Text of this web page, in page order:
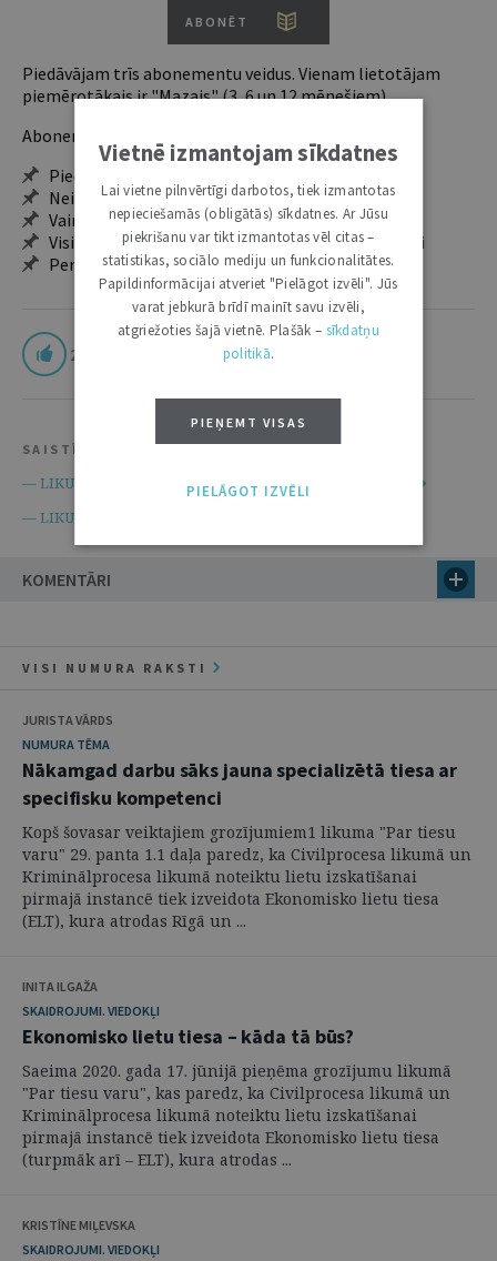
ABONĒT
Piedāvājam trīs abonementu veidus. Vienam lietotājam
piemērotākais ir "Mazais" (3, 6 un 12 mēnešiem).
Abonentu ieguvumi:
Pieeja jaunākajam izdevumam
Neierobežota pieeja arhīvam – 24 h/7 d.
Vairāk nekā 18 000 rakstu un 2000 autoru
Visi tematiskie numuri un ikgadējie grāmatžurnāli
Personalizētās iespējas – piezīmes, citāti, mapes
21
SAISTĪTIE RESURSI
— LIKUMI.LV — Finanšu instrumentu tirgus likums
— LIKUMI.LV —
KOMENTĀRI
VISI NUMURA RAKSTI
JURISTA VĀRDS
NUMURA TĒMA
Nākamgad darbu sāks jauna specializētā tiesa ar
specifisku kompetenci
Kopš šovasar veiktajiem grozījumiem1 likuma "Par tiesu
varu" 29. panta 1.1 daļa paredz, ka Civilprocesa likumā un
Kriminālprocesa likumā noteiktu lietu izskatīšanai
pirmajā instancē tiek izveidota Ekonomisko lietu tiesa
(ELT), kura atrodas Rīgā un ...
INITA ILGAŽA
SKAIDROJUMI. VIEDOKĻI
Ekonomisko lietu tiesa – kāda tā būs?
Saeima 2020. gada 17. jūnijā pieņēma grozījumu likumā
"Par tiesu varu", kas paredz, ka Civilprocesa likumā un
Kriminālprocesa likumā noteiktu lietu izskatīšanai
pirmajā instancē tiek izveidota Ekonomisko lietu tiesa
(turpmāk arī – ELT), kura atrodas ...
KRISTĪNE MIĻEVSKA
SKAIDROJUMI. VIEDOKĻI
Vietnē izmantojam sīkdatnes
Lai vietne pilnvērtīgi darbotos, tiek izmantotas
nepieciešamās (obligātās) sīkdatnes. Ar Jūsu
piekrišanu var tikt izmantotas vēl citas –
statistikas, sociālo mediju un funkcionalitātes.
Papildinformācijai atveriet "Pielāgot izvēli". Jūs
varat jebkurā brīdī mainīt savu izvēli,
atgriežoties šajā vietnē. Plašāk – sīkdatņu
politikā.
PIEŅEMT VISAS
PIELĀGOT IZVĒLI